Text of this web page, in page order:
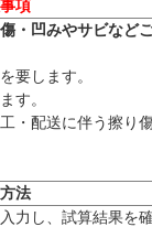
項
・凹みやサビなどご
要します。
す。
・配送に伴う擦り
法
力し、試算結果を